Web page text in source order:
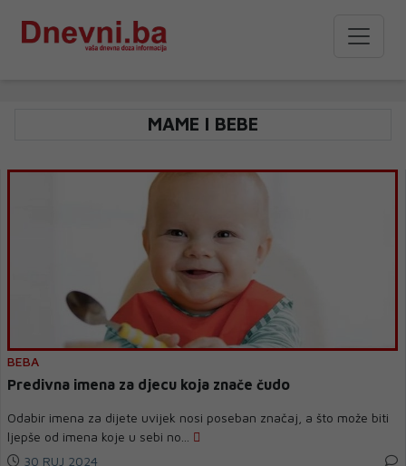
MAME I BEBE
BEBA
Predivna imena za djecu koja znače čudo
Odabir imena za dijete uvijek nosi poseban značaj, a što može biti
ljepše od imena koje u sebi no...
30 RUJ 2024